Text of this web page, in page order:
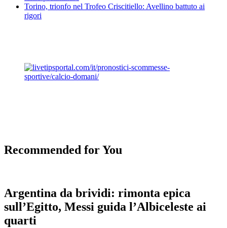
Torino, trionfo nel Trofeo Criscitiello: Avellino battuto ai
rigori
Recommended for You
Argentina da brividi: rimonta epica
sull’Egitto, Messi guida l’Albiceleste ai
quarti